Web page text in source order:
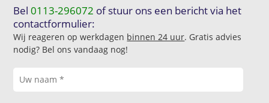
Bel0113-296072 of stuur ons een bericht via het
contactformulier:
Wij reageren op werkdagen binnen 24 uur. Gratis advies
nodig? Bel ons vandaag nog!